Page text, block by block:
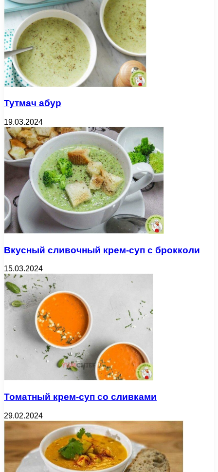
Тутмач абур
19.03.2024
Вкусный сливочный крем-суп с брокколи
15.03.2024
Томатный крем-суп со сливками
29.02.2024